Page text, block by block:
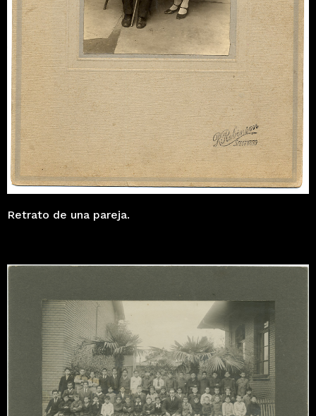
Retrato de una pareja.